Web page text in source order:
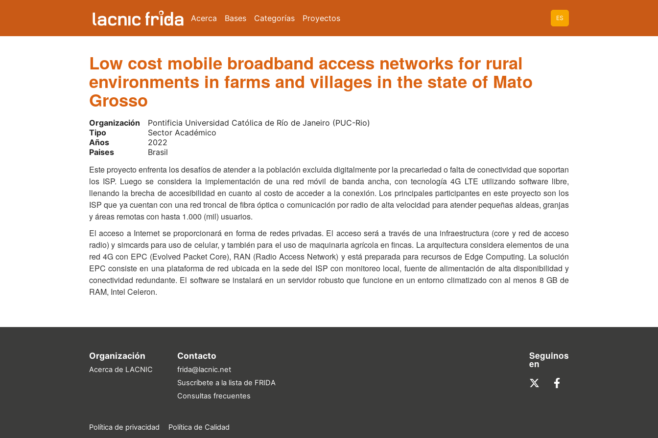
Acerca Bases Categorías Proyectos ES
Low cost mobile broadband access networks for rural
environments in farms and villages in the state of Mato
Grosso
Organización
Pontificia Universidad Católica de Río de Janeiro (PUC-Rio)
Tipo
Sector Académico
Años
2022
Paises
Brasil
Este proyecto enfrenta los desafíos de atender a la población excluida digitalmente por la precariedad o falta de conectividad que soportan
los ISP. Luego se considera la implementación de una red móvil de banda ancha, con tecnología 4G LTE utilizando software libre,
llenando la brecha de accesibilidad en cuanto al costo de acceder a la conexión. Los principales participantes en este proyecto son los
ISP que ya cuentan con una red troncal de fibra óptica o comunicación por radio de alta velocidad para atender pequeñas aldeas, granjas
y áreas remotas con hasta 1.000 (mil) usuarios.
El acceso a Internet se proporcionará en forma de redes privadas. El acceso será a través de una infraestructura (core y red de acceso
radio) y simcards para uso de celular, y también para el uso de maquinaria agrícola en fincas. La arquitectura considera elementos de una
red 4G con EPC (Evolved Packet Core), RAN (Radio Access Network) y está preparada para recursos de Edge Computing. La solución
EPC consiste en una plataforma de red ubicada en la sede del ISP con monitoreo local, fuente de alimentación de alta disponibilidad y
conectividad redundante. El software se instalará en un servidor robusto que funcione en un entorno climatizado con al menos 8 GB de
RAM, Intel Celeron.
Organización
Acerca de LACNIC
Contacto
frida@lacnic.net
Suscríbete a la lista de FRIDA
Consultas frecuentes
Seguinos
en
Política de privacidad Política de Calidad